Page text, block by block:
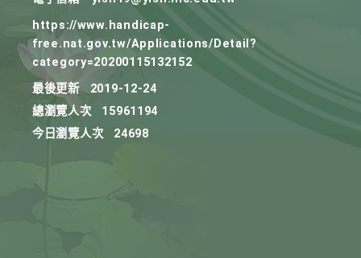
https://www.handicap-
free.nat.gov.tw/Applications/Detail?
category=20200115132152
最後更新
2019-12-24
總瀏覽人次
15961194
今日瀏覽人次
24698